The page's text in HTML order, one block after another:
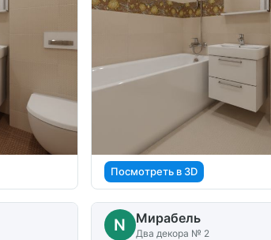
Посмотреть в 3D
N Мирабель
Два декора № 2